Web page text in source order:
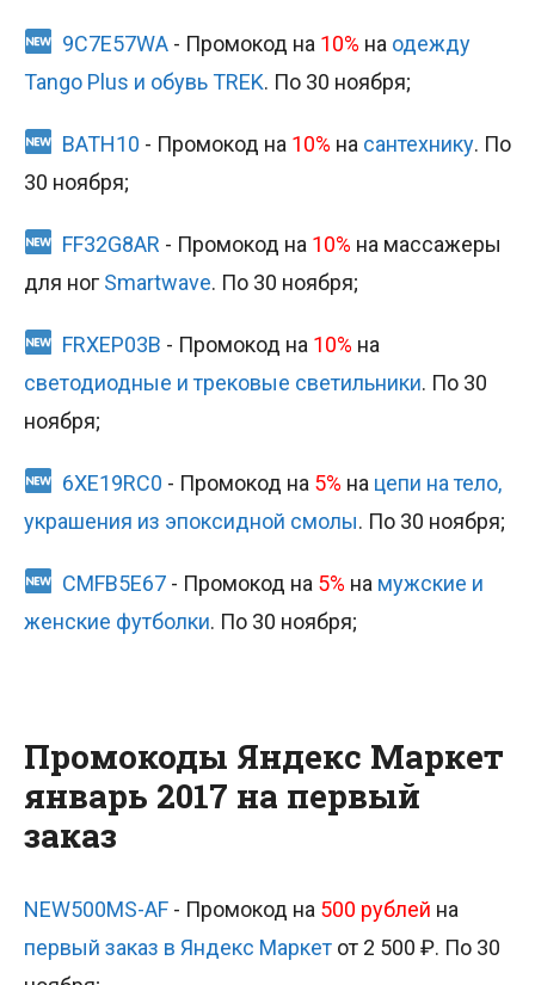
9C7E57WA- Промокод на 10% на одежду
Tango Plus и обувь TREK. По 30 ноября;
BATH10 - Промокод на 10% на сантехнику. По
30 ноября;
FF32G8AR - Промокод на 10% на массажеры
для ног Smartwave. По 30 ноября;
FRXEP03B - Промокод на 10% на
светодиодные и трековые светильники. По 30
ноября;
6XE19RC0 - Промокод на 5% на цепи на тело,
украшения из эпоксидной смолы. По 30 ноября;
CMFB5E67- Промокод на 5% на мужские и
женские футболки. По 30 ноября;
Промокоды Яндекс Маркет
январь 2017 на первый
заказ
NEW500MS-AF - Промокод на 500 рублей на
первый заказ в Яндекс Маркет от 2 500 ₽. По 30